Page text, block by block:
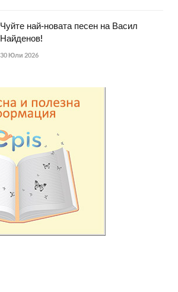
Чуйте най-новата песен на Васил
Найденов!
30 Юли 2026